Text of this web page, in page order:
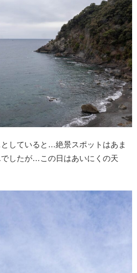
していると…絶景スポットはあま
したが…この日はあいにくの天